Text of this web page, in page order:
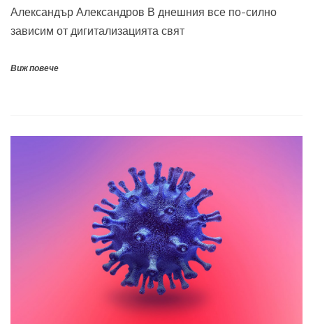
Александър Александров В днешния все по-силно
зависим от дигитализацията свят
Виж повече